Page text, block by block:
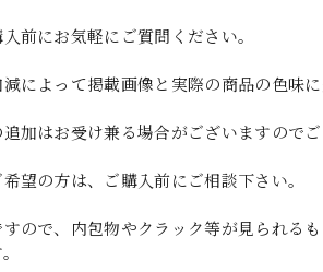
前にお気軽にご質問ください。
によって掲載画像と実際の商品の色味
加はお受け兼る場合がございますのでご
望の方は、ご購入前にご相談下さい。
ので、内包物やクラック等が見られる